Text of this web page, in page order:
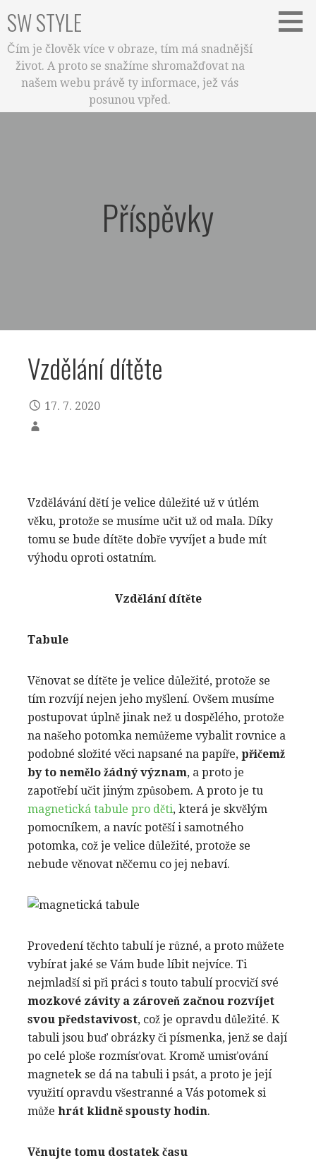
to
content
SW STYLE
Čím je člověk více v obraze, tím má snadnější
život. A proto se snažíme shromažďovat na
našem webu právě ty informace, jež vás
posunou vpřed.
Příspěvky
Vzdělání dítěte
17. 7. 2020
Vzdělávání dětí je velice důležité už v útlém
věku, protože se musíme učit už od mala. Díky
tomu se bude dítěte dobře vyvíjet a bude mít
výhodu oproti ostatním.
Vzdělání dítěte
Tabule
Věnovat se dítěte je velice důležité, protože se
tím rozvíjí nejen jeho myšlení. Ovšem musíme
postupovat úplně jinak než u dospělého, protože
na našeho potomka nemůžeme vybalit rovnice a
podobné složité věci napsané na papíře, přičemž
by to nemělo žádný význam, a proto je
zapotřebí učit jiným způsobem. A proto je tu
magnetická tabule pro děti, která je skvělým
pomocníkem, a navíc potěší i samotného
potomka, což je velice důležité, protože se
nebude věnovat něčemu co jej nebaví.
Provedení těchto tabulí je různé, a proto můžete
vybírat jaké se Vám bude líbit nejvíce. Ti
nejmladší si při práci s touto tabulí procvičí své
mozkové závity a zároveň začnou rozvíjet
svou představivost, což je opravdu důležité. K
tabuli jsou buď obrázky či písmenka, jenž se dají
po celé ploše rozmísťovat. Kromě umisťování
magnetek se dá na tabuli i psát, a proto je její
využití opravdu všestranné a Vás potomek si
může hrát klidně spousty hodin.
Věnujte tomu dostatek času